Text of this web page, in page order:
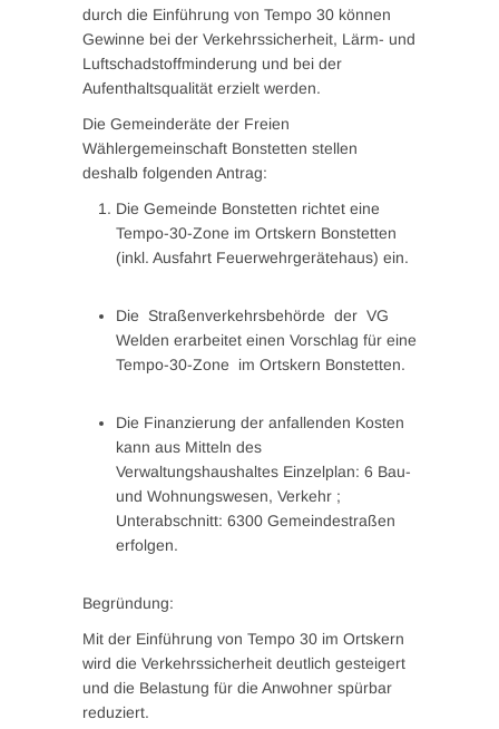
durch die Einführung von Tempo 30 können
Gewinne bei der Verkehrssicherheit, Lärm- und
Luftschadstoffminderung und bei der
Aufenthaltsqualität erzielt werden.
Die Gemeinderäte der Freien
Wählergemeinschaft Bonstetten stellen
deshalb folgenden Antrag:
Die Gemeinde Bonstetten richtet eine
Tempo-30-Zone im Ortskern Bonstetten
(inkl. Ausfahrt Feuerwehrgerätehaus) ein.
Die Straßenverkehrsbehörde der VG
Welden erarbeitet einen Vorschlag für eine
Tempo-30-Zone im Ortskern Bonstetten.
Die Finanzierung der anfallenden Kosten
kann aus Mitteln des
Verwaltungshaushaltes Einzelplan: 6 Bau-
und Wohnungswesen, Verkehr ;
Unterabschnitt: 6300 Gemeindestraßen
erfolgen.
Begründung:
Mit der Einführung von Tempo 30 im Ortskern
wird die Verkehrssicherheit deutlich gesteigert
und die Belastung für die Anwohner spürbar
reduziert.